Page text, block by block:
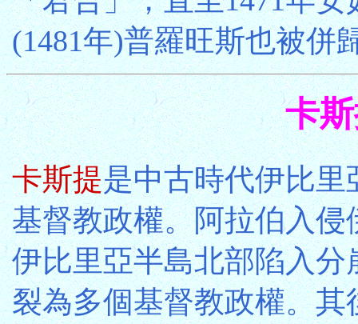
(1481年)普羅旺斯也被併
卡
卡斯提是中古時代伊比里
基督教政權。阿拉伯入侵
伊比里亞半島北部陷入分
裂為多個基督教政權。其